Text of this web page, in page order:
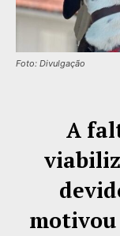
Foto: Divulgação
A
motivou